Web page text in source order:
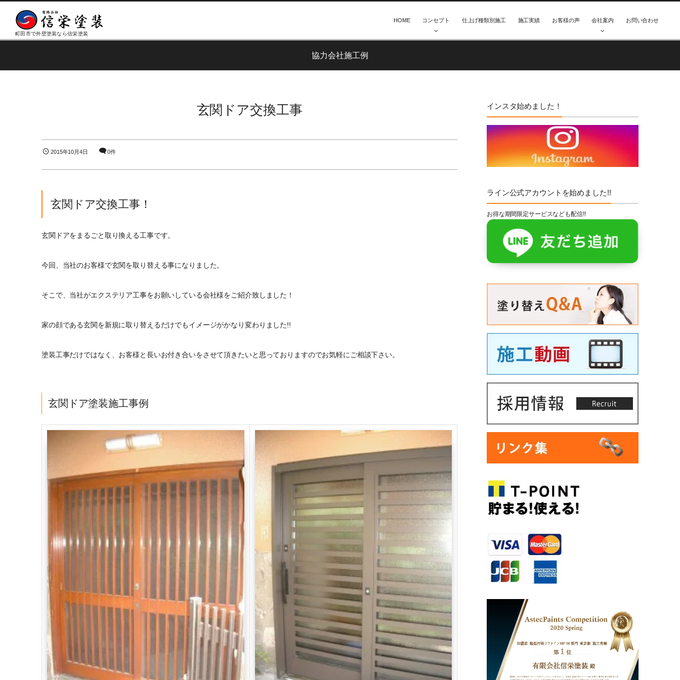
町田市で外壁塗装なら信栄塗装
HOME コンセプト 仕上げ種類別施工 施工実績 お客様の声 会社案内 お問い合わせ
協力会社施工例
玄関ドア交換工事
2015年10月4日 0件
玄関ドア交換工事！
玄関ドアをまるごと取り換える工事です。
今回、当社のお客様で玄関を取り替える事になりました。
そこで、当社がエクステリア工事をお願いしている会社様をご紹介致しました！
家の顔である玄関を新規に取り替えるだけでもイメージがかなり変わりました!!
塗装工事だけではなく、お客様と長いお付き合いをさせて頂きたいと思っておりますのでお気軽にご相談下さい。
玄関ドア塗装施工事例
インスタ始めました！
ライン公式アカウントを始めました!!
お得な期間限定サービスなども配信!!